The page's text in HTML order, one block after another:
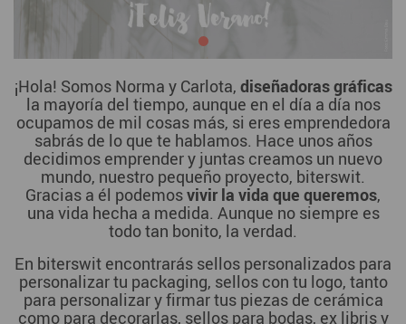
¡Hola! Somos Norma y Carlota, diseñadoras gráficas
la mayoría del tiempo, aunque en el día a día nos
ocupamos de mil cosas más, si eres emprendedora
sabrás de lo que te hablamos. Hace unos años
decidimos emprender y juntas creamos un nuevo
mundo, nuestro pequeño proyecto, biterswit.
Gracias a él podemosvivir la vida que queremos,
una vida hecha a medida. Aunque no siempre es
todo tan bonito, la verdad.
En biterswit encontrarás sellos personalizados para
personalizar tu packaging, sellos con tu logo, tanto
para personalizar y firmar tus piezas de cerámica
como para decorarlas, sellos para bodas, ex libris y